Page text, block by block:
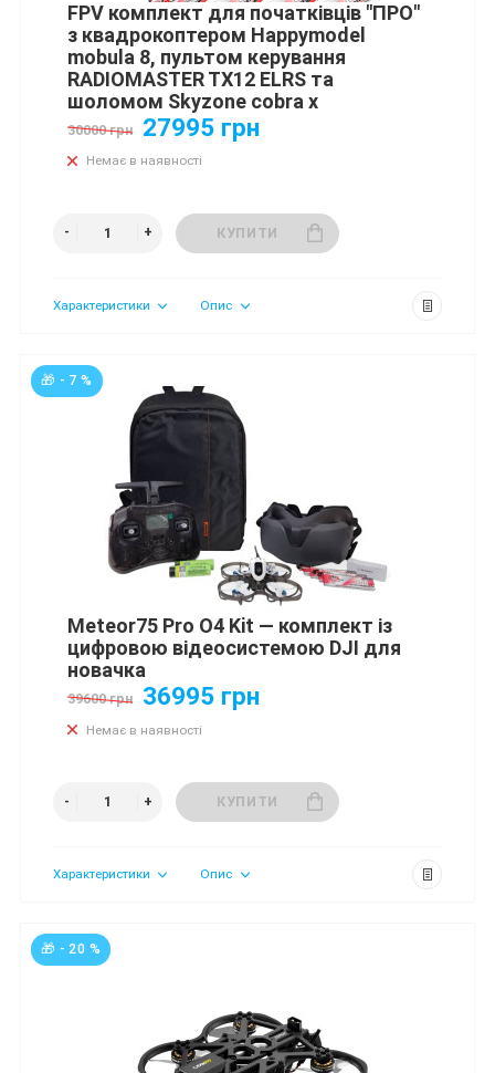
FPV комплект для початківців "ПРО"
з квадрокоптером Happymodel
mobula 8, пультом керування
RADIOMASTER TX12 ELRS та
шоломом Skyzone cobra x
30000 грн 27995 грн
Немає в наявності
КУПИТИ
Характеристики Опис
🎁 - 7 %
Meteor75 Pro O4 Kit — комплект із
цифровою відеосистемою DJI для
новачка
39600 грн 36995 грн
Немає в наявності
КУПИТИ
Характеристики Опис
🎁 - 20 %